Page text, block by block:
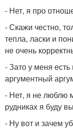
- Нет, я про
- Скажи честно,
тепла, ласки и
не очень
- Зато у меня
аргументный
- Нет, я не люблю
рудниках я буду
- Ну вот и зачем